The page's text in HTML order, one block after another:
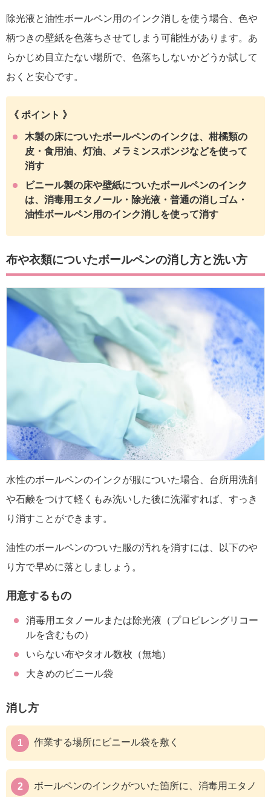
除光液と油性ボールペン用のインク消しを使う場合、色や
柄つきの壁紙を色落ちさせてしまう可能性があります。あ
らかじめ目立たない場所で、色落ちしないかどうか試して
おくと安心です。
《 ポイント 》
木製の床についたボールペンのインクは、柑橘類の
皮・食用油、灯油、メラミンスポンジなどを使って
消す
ビニール製の床や壁紙についたボールペンのインク
は、消毒用エタノール・除光液・普通の消しゴム・
油性ボールペン用のインク消しを使って消す
布や衣類についたボールペンの消し方と洗い方
水性のボールペンのインクが服についた場合、台所用洗剤
や石鹸をつけて軽くもみ洗いした後に洗濯すれば、すっき
り消すことができます。
油性のボールペンのついた服の汚れを消すには、以下のや
り方で早めに落としましょう。
用意するもの
消毒用エタノールまたは除光液（プロピレングリコー
ルを含むもの）
いらない布やタオル数枚（無地）
大きめのビニール袋
消し方
作業する場所にビニール袋を敷く
ボールペンのインクがついた箇所に、消毒用エタノ